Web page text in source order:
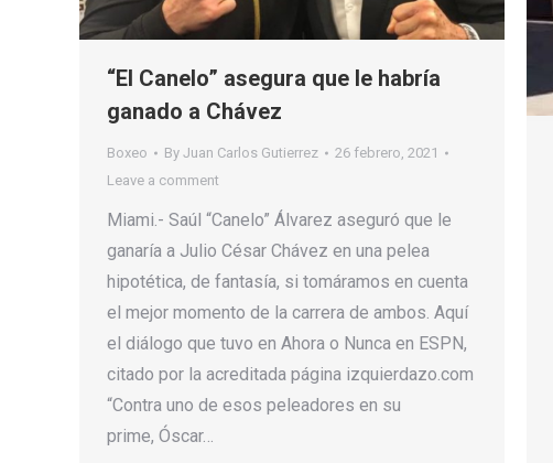
“El Canelo” asegura que le habría
ganado a Chávez
Boxeo By Juan Carlos Gutierrez
26 febrero, 2021
Leave a comment
Miami.- Saúl “Canelo” Álvarez aseguró que le
ganaría a Julio César Chávez en una pelea
hipotética, de fantasía, si tomáramos en cuenta
el mejor momento de la carrera de ambos. Aquí
el diálogo que tuvo en Ahora o Nunca en ESPN,
citado por la acreditada página izquierdazo.com
“Contra uno de esos peleadores en su
prime, Óscar…